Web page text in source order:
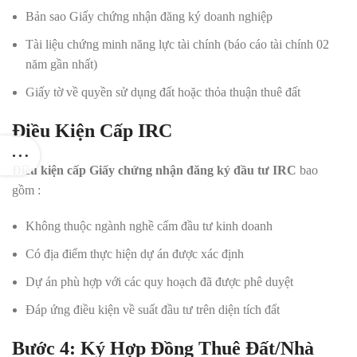
Bản sao Giấy chứng nhận đăng ký doanh nghiệp
Tài liệu chứng minh năng lực tài chính (báo cáo tài chính 02
năm gần nhất)
Giấy tờ về quyền sử dụng đất hoặc thỏa thuận thuê đất
Điều Kiện Cấp IRC
Điều kiện cấp Giấy chứng nhận đăng ký đầu tư IRC bao
gồm :
Không thuộc ngành nghề cấm đầu tư kinh doanh
Có địa điểm thực hiện dự án được xác định
Dự án phù hợp với các quy hoạch đã được phê duyệt
Đáp ứng điều kiện về suất đầu tư trên diện tích đất
Bước 4: Ký Hợp Đồng Thuê Đất/Nhà